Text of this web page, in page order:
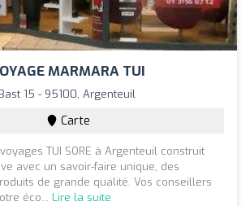
MARMARA TUI
15 - 95100, Argenteuil
Carte
TUI SORE à Argenteuil construit
avec un savoir-faire unique, des
de grande qualité. Vos conseillers
éco... Lire la suite